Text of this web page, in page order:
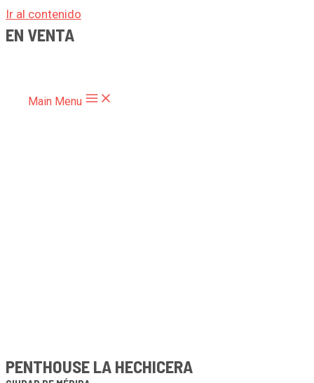
Ir al contenido
Main Menu
EN VENTA
PENTHOUSE LA HECHICERA